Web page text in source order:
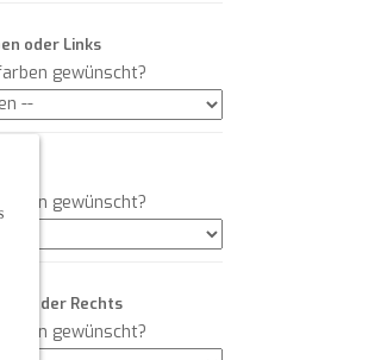
oder Links
gewünscht?
gewünscht?
oder Rechts
gewünscht?